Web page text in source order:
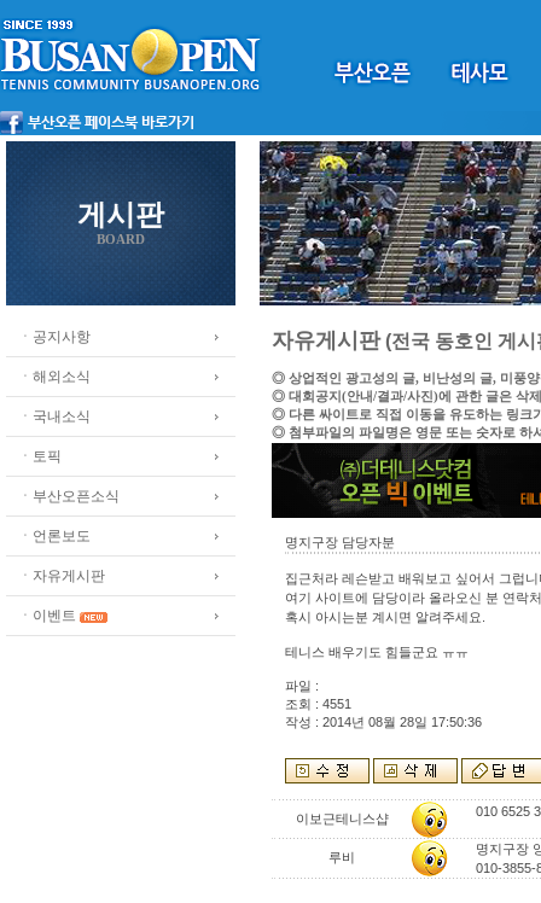
게시판
BOARD
ㆍ공지사항
ㆍ해외소식
ㆍ국내소식
ㆍ토픽
ㆍ부산오픈소식
ㆍ언론보도
ㆍ자유게시판
ㆍ이벤트
자유게시판(전국 동호인 게시
◎ 상업적인 광고성의 글, 비난성의 글, 미풍
◎ 대회공지(안내/결과/사진)에 관한 글은 삭
◎ 다른 싸이트로 직접 이동을 유도하는 링크
◎ 첨부파일의 파일명은 영문 또는 숫자로 하
명지구장 담당자분
집근처라 레슨받고 배워보고 싶어서 그럽니
여기 사이트에 담당이라 올라오신 분 연락
혹시 아시는분 계시면 알려주세요.
테니스 배우기도 힘들군요 ㅠㅠ
파일 :
조회 : 4551
작성 : 2014년 08월 28일 17:50:36
이보근테니스샵 010 6525
루비
명지구장
010-3855-